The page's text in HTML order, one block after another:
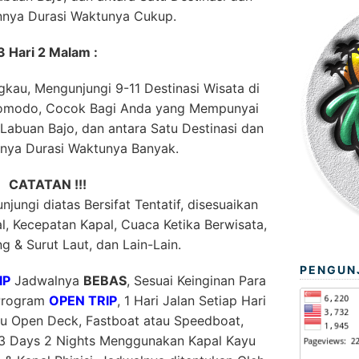
Durasi Waktunya Cukup.
Hari 2 Malam :
Mengunjungi 9-11 Destinasi Wisata di
Cocok Bagi Anda yang Mempunyai
Bajo, dan antara Satu Destinasi dan
Durasi Waktunya Banyak.
CATATAN !!!
diatas Bersifat Tentatif, disesuaikan
Kecepatan Kapal, Cuaca Ketika Berwisata,
& Surut Laut, dan Lain-Lain.
Jadwalnya BEBAS, Sesuai Keinginan Para
OPEN TRIP, 1 Hari Jalan Setiap Hari
Open Deck, Fastboat atau Speedboat,
Days 2 Nights Menggunakan Kapal Kayu